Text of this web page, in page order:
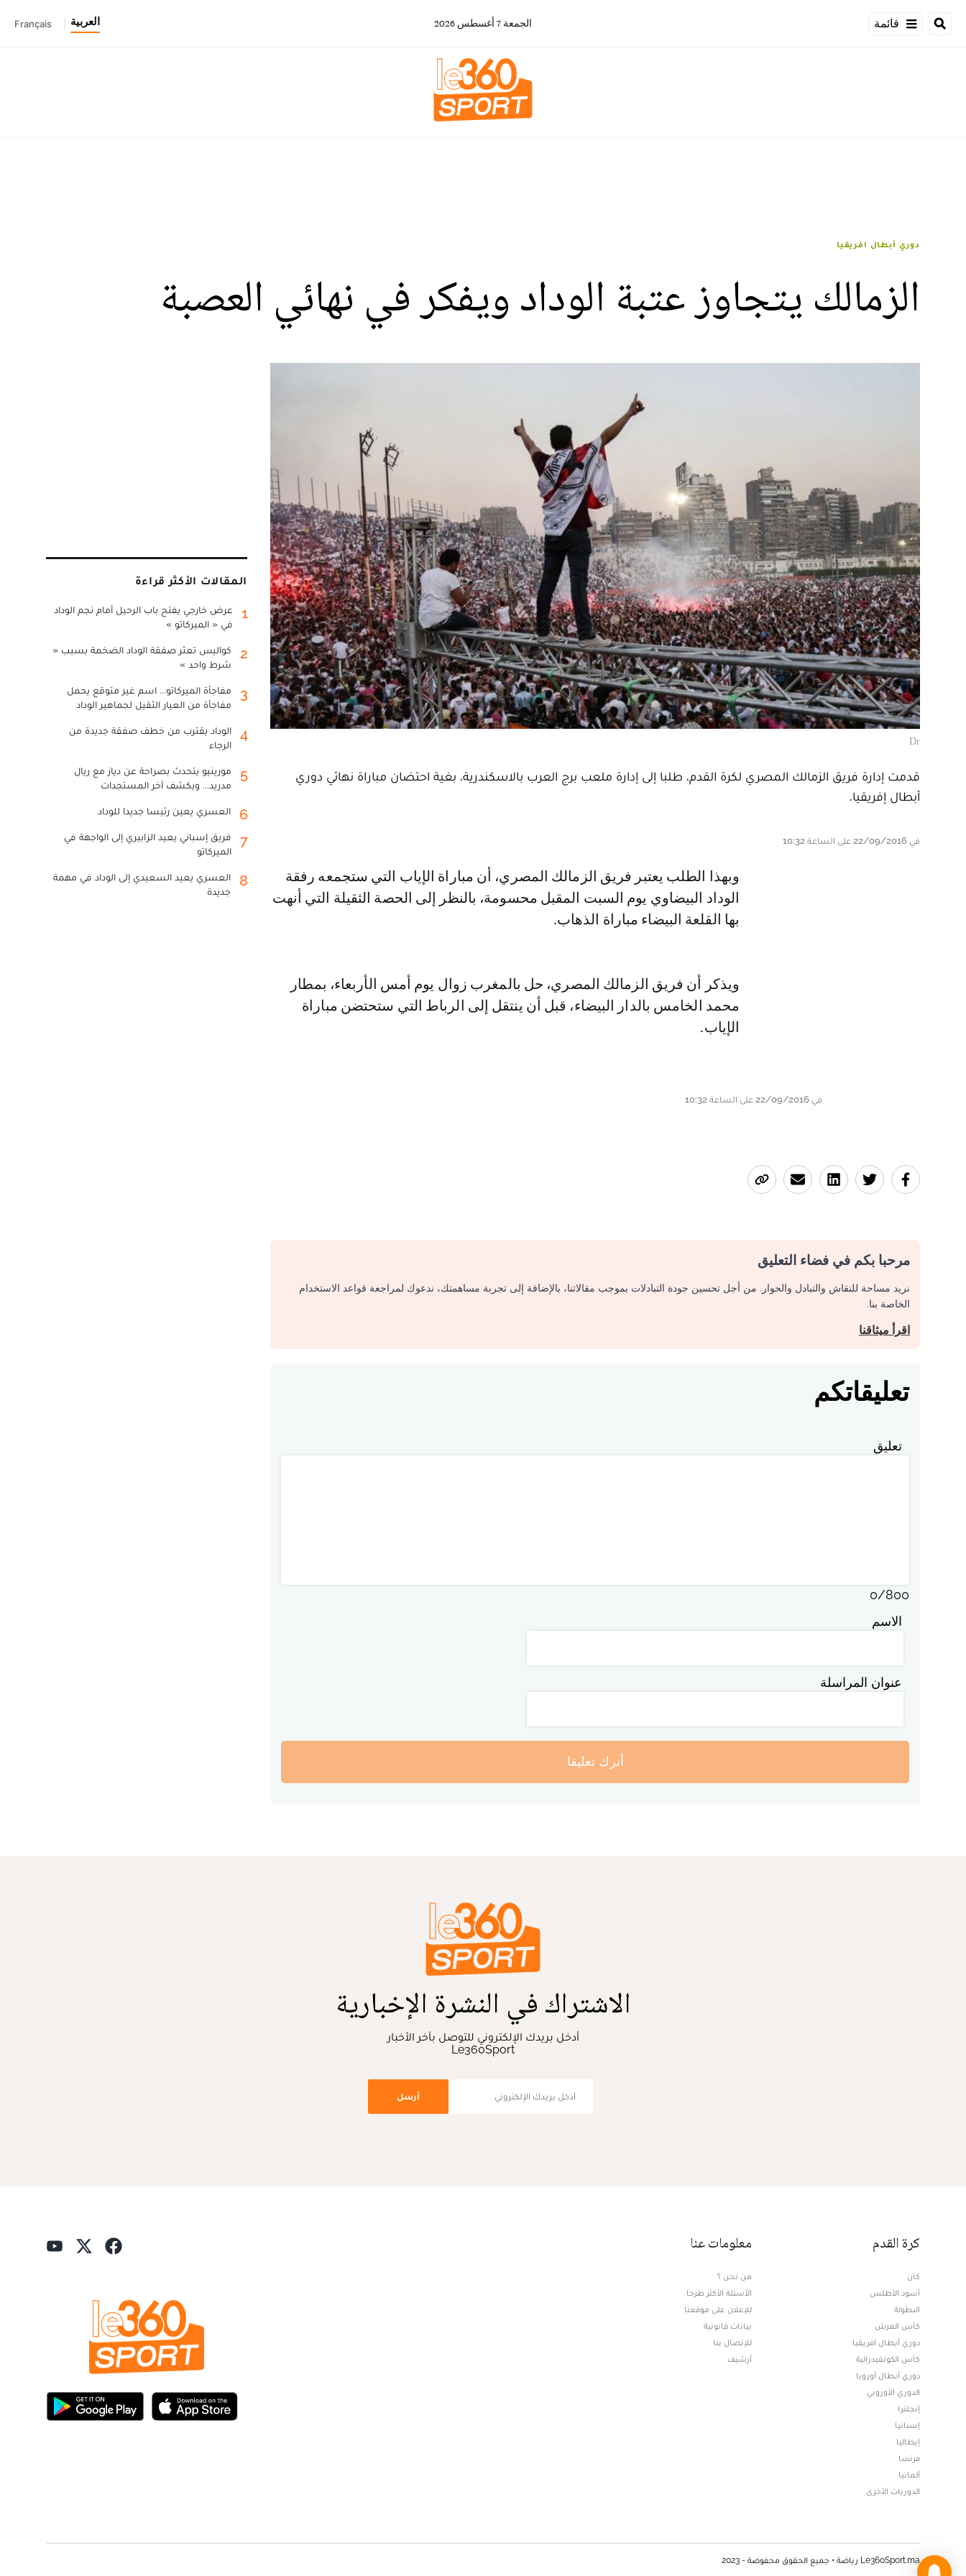
قائمة الجمعة 7 أغسطس 2026 العربية Français
دوري أبطال افريقيا
الزمالك يتجاوز عتبة الوداد ويفكر في نهائي العصبة
Dr
قدمت إدارة فريق الزمالك المصري لكرة القدم، طلبا إلى إدارة ملعب برج العرب بالاسكندرية، بغية احتضان مباراة نهائي دوري
أبطال إفريقيا.
في 22/09/2016 على الساعة 10:32
وبهذا الطلب يعتبر فريق الزمالك المصري، أن مباراة الإياب التي ستجمعه رفقة
الوداد البيضاوي يوم السبت المقبل محسومة، بالنظر إلى الحصة الثقيلة التي أنهت
بها القلعة البيضاء مباراة الذهاب.
ويذكر أن فريق الزمالك المصري، حل بالمغرب زوال يوم أمس الأربعاء، بمطار
محمد الخامس بالدار البيضاء، قبل أن ينتقل إلى الرباط التي ستحتضن مباراة
الإياب.
في 22/09/2016 على الساعة 10:32
مرحبا بكم في فضاء التعليق
نريد مساحة للنقاش والتبادل والحوار. من أجل تحسين جودة التبادلات بموجب مقالاتنا، بالإضافة إلى تجربة مساهمتك، ندعوك لمراجعة قواعد الاستخدام
الخاصة بنا.
اقرأ ميثاقنا
تعليقاتكم
تعليق
0/800
الاسم
عنوان المراسلة
أترك تعليقا
المقالات الأكثر قراءة
1
عرض خارجي يفتح باب الرحيل أمام نجم الوداد
في « الميركاتو »
2
كواليس تعثر صفقة الوداد الضخمة بسبب «
شرط واحد »
3
مفاجأة الميركاتو... اسم غير متوقع يحمل
مفاجأة من العيار الثقيل لجماهير الوداد
4
الوداد يقترب من خطف صفقة جديدة من
الرجاء
5
مورينيو يتحدث بصراحة عن دياز مع ريال
مدريد... ويكشف آخر المستجدات
6 العسري يعين رئيسا جديدا للوداد
7
فريق إسباني يعيد الزابيري إلى الواجهة في
الميركاتو
8
العسري يعيد السعيدي إلى الوداد في مهمة
جديدة
الاشتراك في النشرة الإخبارية
أدخل بريدك الإلكتروني للتوصل بآخر الأخبار
Le360Sport
أرسل
كرة القدم
كان
أسود الأطلس
البطولة
كأس العرش
دوري أبطال افريقيا
كأس الكونفيدرالية
دوري أبطال أوروبا
الدوري الأوروبي
إنجلترا
إسبانيا
إيطاليا
فرنسا
ألمانيا
الدوريات الأخرى
معلومات عنا
من نحن ؟
الأسئلة الأكثر طرحا
للإعلان على موقعنا
بيانات قانونية
للإتصال بنا
أرشيف
Le360Sport.ma رياضة • جميع الحقوق محفوضة - 2023